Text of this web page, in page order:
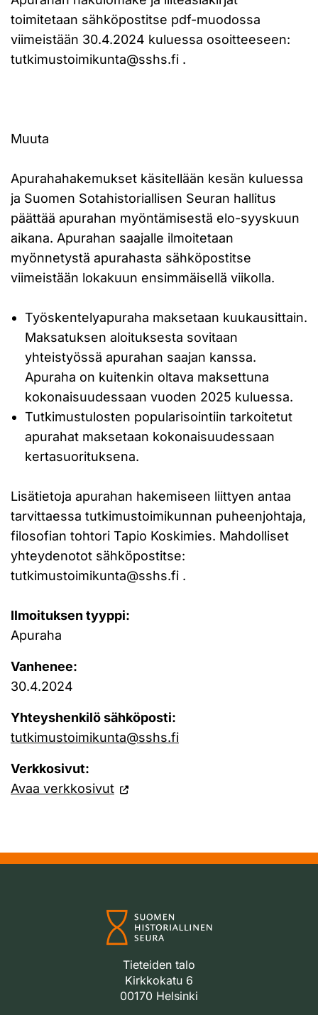
toimitetaan sähköpostitse pdf-muodossa
viimeistään 30.4.2024 kuluessa osoitteeseen:
tutkimustoimikunta@sshs.fi .
Muuta
Apurahahakemukset käsitellään kesän kuluessa
ja Suomen Sotahistoriallisen Seuran hallitus
päättää apurahan myöntämisestä elo-syyskuun
aikana. Apurahan saajalle ilmoitetaan
myönnetystä apurahasta sähköpostitse
viimeistään lokakuun ensimmäisellä viikolla.
Työskentelyapuraha maksetaan kuukausittain.
Maksatuksen aloituksesta sovitaan
yhteistyössä apurahan saajan kanssa.
Apuraha on kuitenkin oltava maksettuna
kokonaisuudessaan vuoden 2025 kuluessa.
Tutkimustulosten popularisointiin tarkoitetut
apurahat maksetaan kokonaisuudessaan
kertasuorituksena.
Lisätietoja apurahan hakemiseen liittyen antaa
tarvittaessa tutkimustoimikunnan puheenjohtaja,
filosofian tohtori Tapio Koskimies. Mahdolliset
yhteydenotot sähköpostitse:
tutkimustoimikunta@sshs.fi .
Ilmoituksen tyyppi:
Apuraha
Vanhenee:
30.4.2024
Yhteyshenkilö sähköposti:
tutkimustoimikunta@sshs.fi
Verkkosivut:
Avaa verkkosivut
Tieteiden talo
Kirkkokatu 6
00170 Helsinki